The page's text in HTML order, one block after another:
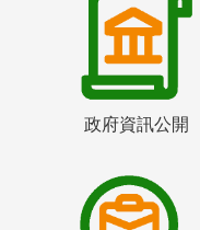
政府資訊公開